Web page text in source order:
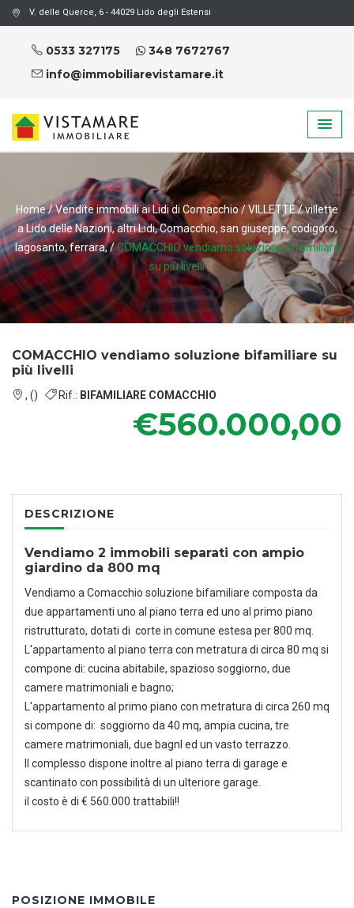
V. delle Querce, 6 - 44029 Lido degli Estensi
0533 327175
348 7672767
info@immobiliarevistamare.it
Home/Vendite immobili ai Lidi di Comacchio/VILLETTE/villette
a Lido delle Nazioni, altri Lidi, Comacchio, san giuseppe, codigoro,
lagosanto, ferrara,/ COMACCHIO vendiamo soluzione bifamiliare
su più livelli
COMACCHIO vendiamo soluzione bifamiliare su
più livelli
, () Rif.: BIFAMILIARE COMACCHIO
€560.000,00
DESCRIZIONE
Vendiamo 2 immobili separati con ampio
giardino da 800 mq
Vendiamo a Comacchio soluzione bifamiliare composta da
due appartamenti uno al piano terra ed uno al primo piano
ristrutturato, dotati di corte in comune estesa per 800 mq.
L'appartamento al piano terra con metratura di circa 80 mq si
compone di: cucina abitabile, spazioso soggiorno, due
camere matrimoniali e bagno;
L'appartamento al primo piano con metratura di circa 260 mq
si compone di: soggiorno da 40 mq, ampia cucina, tre
camere matrimoniali, due bagnI ed un vasto terrazzo.
Il complesso dispone inoltre al piano terra di garage e
scantinato con possibilità di un ulteriore garage.
il costo è di € 560.000 trattabili!!
POSIZIONE IMMOBILE